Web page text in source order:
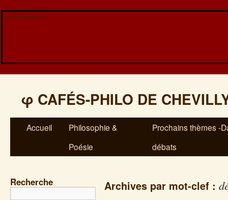
Veuillez patienter...
φ CAFÉS-PHILO DE
Accueil
Philosophie &
Poésie
Prochains thèmes -
débats
Recherche Archives par mot-clef :